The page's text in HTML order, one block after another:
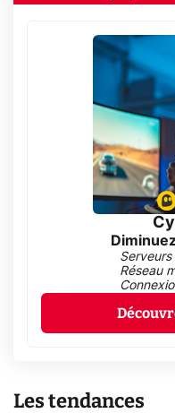
Réseau
Les tendances